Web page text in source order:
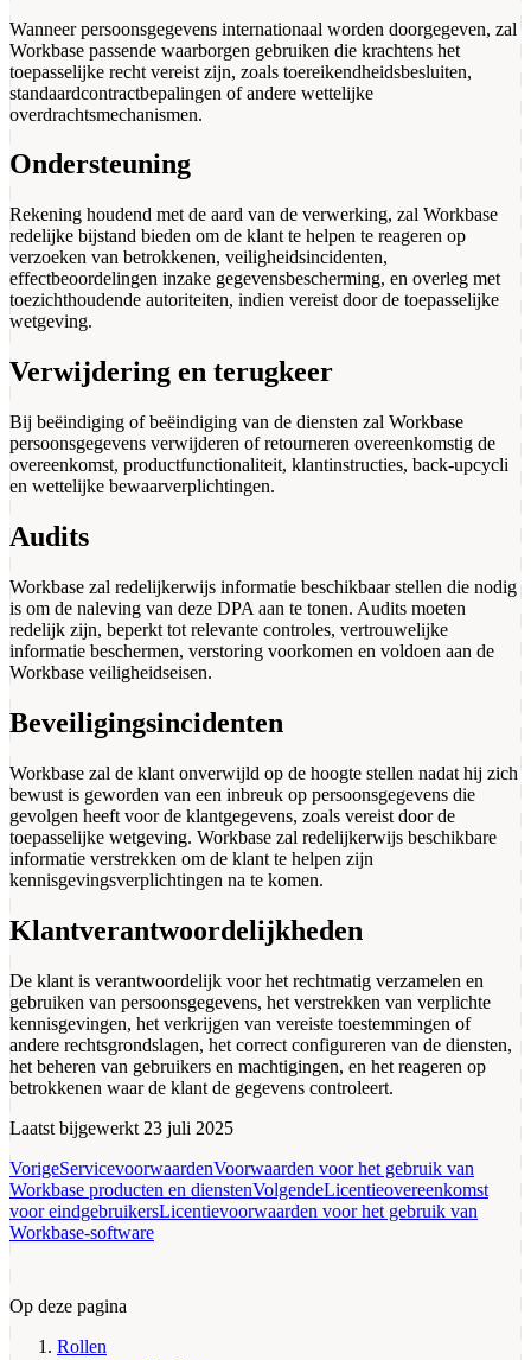
Wanneer persoonsgegevens internationaal worden doorgegeven, zal
Workbase passende waarborgen gebruiken die krachtens het
toepasselijke recht vereist zijn, zoals toereikendheidsbesluiten,
standaardcontractbepalingen of andere wettelijke
overdrachtsmechanismen.
Ondersteuning
Rekening houdend met de aard van de verwerking, zal Workbase
redelijke bijstand bieden om de klant te helpen te reageren op
verzoeken van betrokkenen, veiligheidsincidenten,
effectbeoordelingen inzake gegevensbescherming, en overleg met
toezichthoudende autoriteiten, indien vereist door de toepasselijke
wetgeving.
Verwijdering en terugkeer
Bij beëindiging of beëindiging van de diensten zal Workbase
persoonsgegevens verwijderen of retourneren overeenkomstig de
overeenkomst, productfunctionaliteit, klantinstructies, back-upcycli
en wettelijke bewaarverplichtingen.
Audits
Workbase zal redelijkerwijs informatie beschikbaar stellen die nodig
is om de naleving van deze DPA aan te tonen. Audits moeten
redelijk zijn, beperkt tot relevante controles, vertrouwelijke
informatie beschermen, verstoring voorkomen en voldoen aan de
Workbase veiligheidseisen.
Beveiligingsincidenten
Workbase zal de klant onverwijld op de hoogte stellen nadat hij zich
bewust is geworden van een inbreuk op persoonsgegevens die
gevolgen heeft voor de klantgegevens, zoals vereist door de
toepasselijke wetgeving. Workbase zal redelijkerwijs beschikbare
informatie verstrekken om de klant te helpen zijn
kennisgevingsverplichtingen na te komen.
Klantverantwoordelijkheden
De klant is verantwoordelijk voor het rechtmatig verzamelen en
gebruiken van persoonsgegevens, het verstrekken van verplichte
kennisgevingen, het verkrijgen van vereiste toestemmingen of
andere rechtsgrondslagen, het correct configureren van de diensten,
het beheren van gebruikers en machtigingen, en het reageren op
betrokkenen waar de klant de gegevens controleert.
Laatst bijgewerkt 23 juli 2025
VorigeServicevoorwaardenVoorwaarden voor het gebruik van
Workbase producten en dienstenVolgendeLicentieovereenkomst
voor eindgebruikersLicentievoorwaarden voor het gebruik van
Workbase-software
Op deze pagina
Rollen